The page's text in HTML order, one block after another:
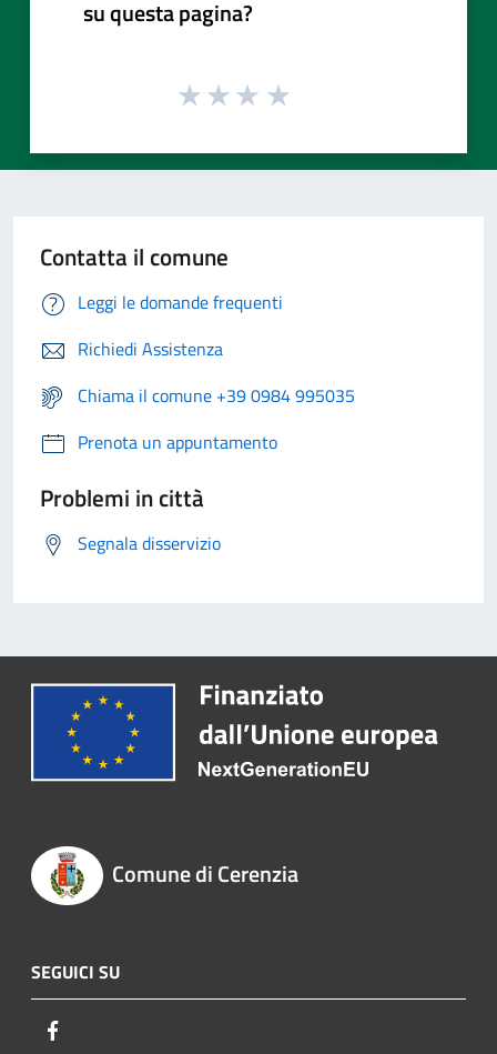
su questa pagina?
Contatta il comune
Leggi le domande frequenti
Richiedi Assistenza
Chiama il comune +39 0984 995035
Prenota un appuntamento
Problemi in città
Segnala disservizio
Comune di Cerenzia
SEGUICI SU